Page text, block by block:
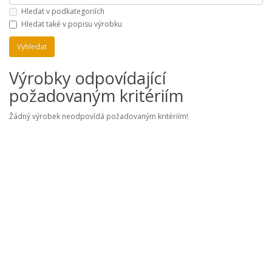
Hledat v podkategoriích
Hledat také v popisu výrobku
Výrobky odpovídající
požadovaným kritériím
Žádný výrobek neodpovídá požadovaným kritériím!